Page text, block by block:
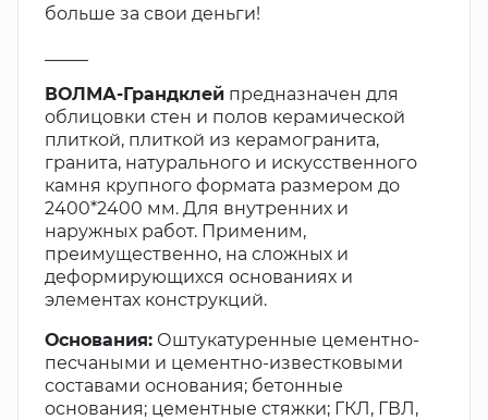
больше за свои деньги!
ВОЛМА-Грандклей предназначен для
облицовки стен и полов керамической
плиткой, плиткой из керамогранита,
гранита, натурального и искусственного
камня крупного формата размером до
2400*2400 мм. Для внутренних и
наружных работ. Применим,
преимущественно, на сложных и
деформирующихся основаниях и
элементах конструкций.
Основания: Оштукатуренные цементно-
песчаными и цементно-известковыми
составами основания; бетонные
основания; цементные стяжки; ГКЛ, ГВЛ,